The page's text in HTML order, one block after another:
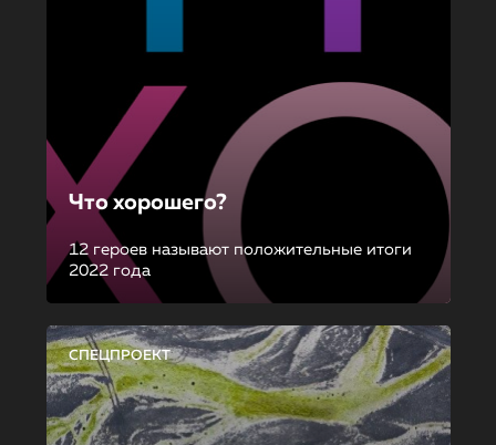
Что хорошего?
12 героев называют положительные итоги
2022 года
СПЕЦПРОЕКТ